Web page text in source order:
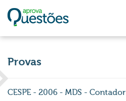
Provas
CESPE - 2006 - MDS - Contador